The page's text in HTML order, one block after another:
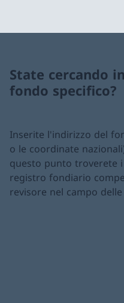
State cercando
fondo specifico?
Inserite l'indirizzo del
o le coordinate
questo punto troverete
registro fondiario
revisore nel campo